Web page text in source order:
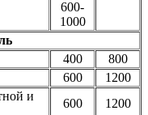
600-
1000
400
800
600
1200
и
600
1200